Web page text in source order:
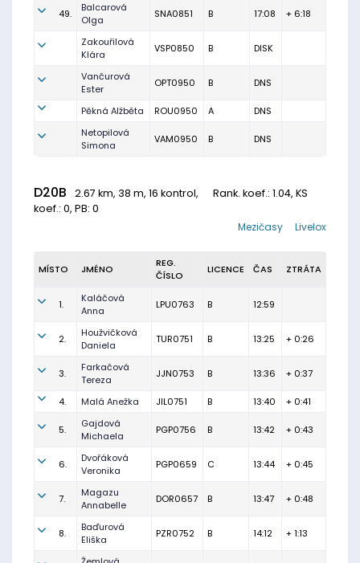
49.
Balcarová
Olga
SNA0851 B 17:08 + 6:18
Zakouřilová
Klára
VSP0850 B DISK
Vančurová
Ester
OPT0950 B DNS
Pěkná Alžběta ROU0950 A
DNS
Netopilová
Simona
VAM0950 B DNS
D20B 2.67 km, 38 m, 16 kontrol, Rank. koef.: 1.04, KS
koef.: 0, PB: 0
Livelox
Mezičasy
MÍSTO JMÉNO
REG.
ČÍSLO
LICENCE ČAS ZTRÁTA
1.
Kaláčová
Anna
LPU0763 B 12:59
2.
Houžvičková
Daniela
TUR0751 B 13:25 + 0:26
3.
Farkačová
Tereza
JJN0753 B 13:36 + 0:37
4. Malá Anežka JIL0751 B 13:40 + 0:41
5.
Gajdová
Michaela
PGP0756 B 13:42 + 0:43
6.
Dvořáková
Veronika
PGP0659 C 13:44 + 0:45
7.
Magazu
Annabelle
DOR0657 B 13:47 + 0:48
8.
Baďurová
Eliška
PZR0752 B 14:12 + 1:13